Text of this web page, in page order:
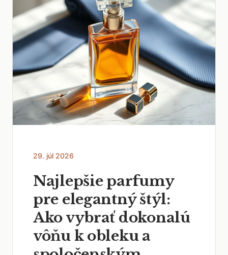
29. júl 2026
Najlepšie parfumy
pre elegantný štýl:
Ako vybrať dokonalú
vôňu k obleku a